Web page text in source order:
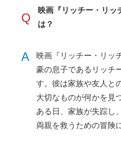
Q
映画『リッチー・リッ
は？
A
映画『リッチー・リッ
豪の息子であるリッチ
す。彼は家族や友人と
大切なものが何かを見
ある日、家族が失踪し
両親を救うための冒険